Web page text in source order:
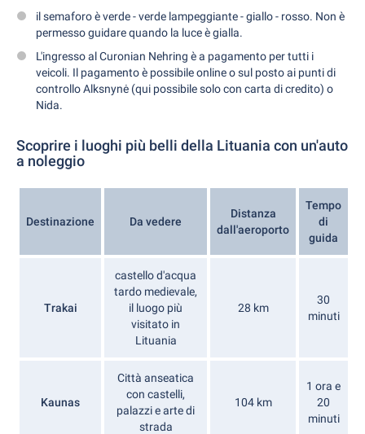
il semaforo è verde - verde lampeggiante - giallo - rosso. Non è
permesso guidare quando la luce è gialla.
L'ingresso al Curonian Nehring è a pagamento per tutti i
veicoli. Il pagamento è possibile online o sul posto ai punti di
controllo Alksnynė (qui possibile solo con carta di credito) o
Nida.
Scoprire i luoghi più belli della Lituania con un'auto
a noleggio
Destinazione Da vedere
Distanza
dall'aeroporto
Tempo
di
guida
Trakai
castello d'acqua
tardo medievale,
il luogo più
visitato in
Lituania
28 km
30
minuti
Kaunas
Città anseatica
con castelli,
palazzi e arte di
strada
104 km
1 ora e
20
minuti